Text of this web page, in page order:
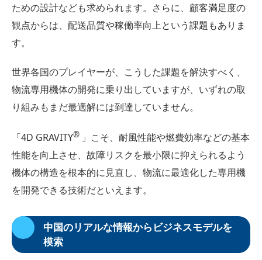
ための設計なども求められます。さらに、顧客満足度の
観点からは、配送品質や稼働率向上という課題もありま
す。
世界各国のプレイヤーが、こうした課題を解決すべく、
物流専用機体の開発に乗り出していますが、いずれの取
り組みもまだ最適解には到達していません。
「4D GRAVITY® 」こそ、耐風性能や燃費効率などの基本
性能を向上させ、故障リスクを最小限に抑えられるよう
機体の構造を根本的に見直し、物流に最適化した専用機
を開発できる技術だといえます。
中国のリアルな情報からビジネスモデルを
模索